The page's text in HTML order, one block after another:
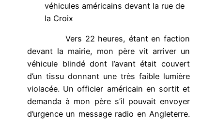
véhicules américains devant la rue de
la Croix
Vers 22 heures, étant en faction
devant la mairie, mon père vit arriver un
véhicule blindé dont l’avant était couvert
d’un tissu donnant une très faible lumière
violacée. Un officier américain en sortit et
demanda à mon père s’il pouvait envoyer
d’urgence un message radio en Angleterre.